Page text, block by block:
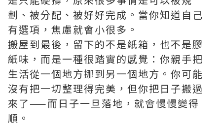
劃、被分配、被好好完成。當你知道自己
有選項，焦慮就會小很多。
搬屋到最後，留下的不是紙箱，也不是膠
紙味，而是一種很踏實的感覺：你親手把
生活從一個地方挪到另一個地方。你可能
沒有把一切整理得完美，但你把日子搬過
來了——而日子一旦落地，就會慢慢變得
順。